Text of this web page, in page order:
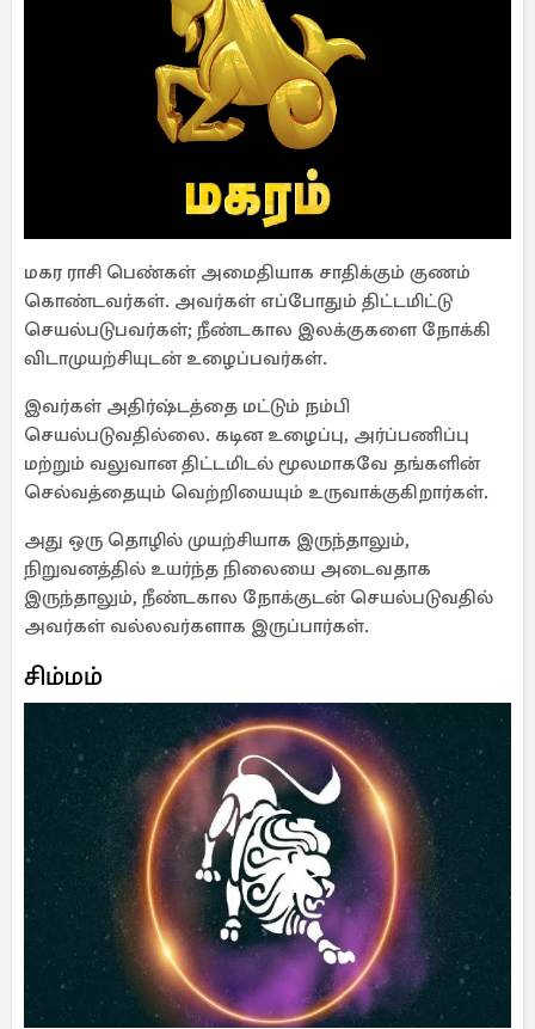
மகர ராசி பெண்கள் அமைதியாக சாதிக்கும் குணம்
கொண்டவர்கள். அவர்கள் எப்போதும் திட்டமிட்டு
செயல்படுபவர்கள்; நீண்டகால இலக்குகளை நோக்கி
விடாமுயற்சியுடன் உழைப்பவர்கள்.
இவர்கள் அதிர்ஷ்டத்தை மட்டும் நம்பி
செயல்படுவதில்லை. கடின உழைப்பு, அர்ப்பணிப்பு
மற்றும் வலுவான திட்டமிடல் மூலமாகவே தங்களின்
செல்வத்தையும் வெற்றியையும் உருவாக்குகிறார்கள்.
அது ஒரு தொழில் முயற்சியாக இருந்தாலும்,
நிறுவனத்தில் உயர்ந்த நிலையை அடைவதாக
இருந்தாலும், நீண்டகால நோக்குடன் செயல்படுவதில்
அவர்கள் வல்லவர்களாக இருப்பார்கள்.
சிம்மம்